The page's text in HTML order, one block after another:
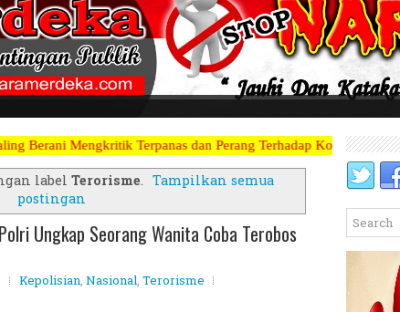
Terpanas dan Perang Terhadap Koruptor, Narkoba, Teroris
labelTerorisme. Tampilkan semua
postingan
Ungkap Seorang Wanita Coba Terobos
Kepolisian Nasional Terorisme